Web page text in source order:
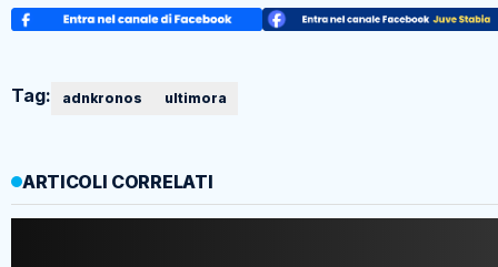
Tag: adnkronos ultimora
ARTICOLI CORRELATI